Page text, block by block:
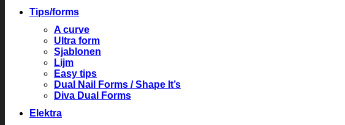
Tips/forms
A curve
Ultra form
Sjablonen
Lijm
Easy tips
Dual Nail Forms / Shape It’s
Diva Dual Forms
Elektra